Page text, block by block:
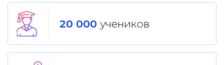
20 000 учеников